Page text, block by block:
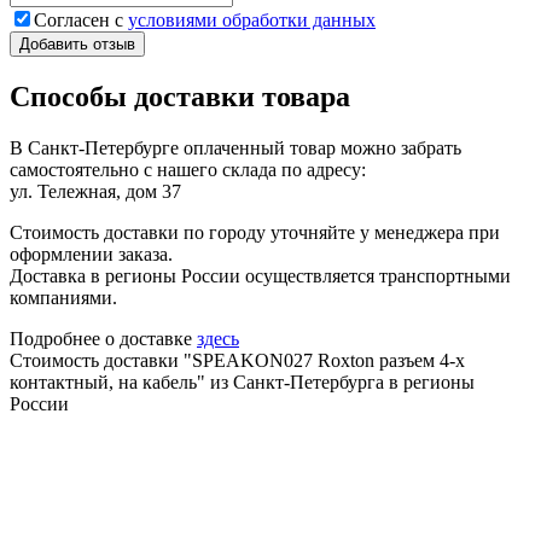
Согласен с условиями обработки данных
Добавить отзыв
Способы доставки товара
В Санкт-Петербурге оплаченный товар можно забрать
самостоятельно с нашего склада по адресу:
ул. Тележная, дом 37
Стоимость доставки по городу уточняйте у менеджера при
оформлении заказа.
Доставка в регионы России осуществляется транспортными
компаниями.
Подробнее о доставке здесь
Стоимость доставки "SPEAKON027 Roxton разъем 4-х
контактный, на кабель" из Санкт-Петербурга в регионы
России